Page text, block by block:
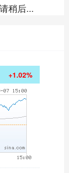
稍后...
+1.02%